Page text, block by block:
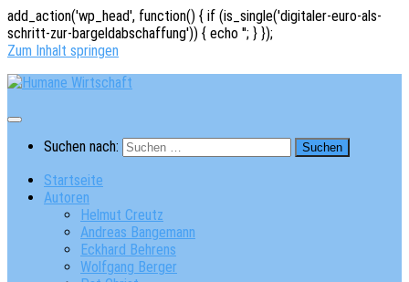
add_action('wp_head', function() { if (is_single('digitaler-euro-als-
schritt-zur-bargeldabschaffung')) { echo ''; } });
Zum Inhalt springen
Suchen nach:
Startseite
Autoren
Helmut Creutz
Andreas Bangemann
Eckhard Behrens
Wolfgang Berger